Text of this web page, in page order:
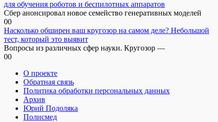
для обучения роботов и беспилотных аппаратов
Сбер анонсировал новое семейство генеративных моделей
00
Насколько обширен ваш кругозор на самом деле? Небольшой
тест, который это выявит
Вопросы из различных сфер науки. Кругозор —
00
О проекте
Обратная связь
Политика обработки персональных данных
Архив
Юрий Подоляка
Полисмед